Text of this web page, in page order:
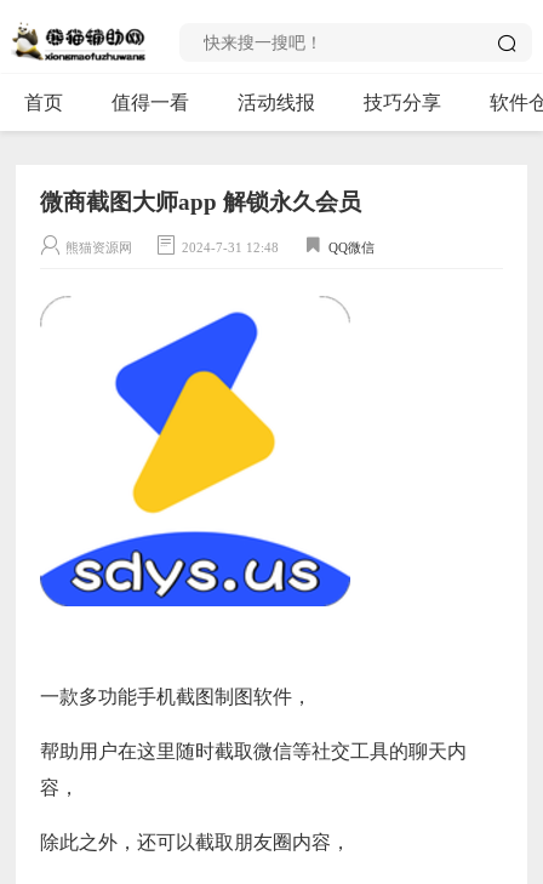
首页 值得一看 活动线报 技巧分享 软件
微商截图大师app 解锁永久会员
熊猫资源网 2024-7-31 12:48 QQ微信
一款多功能手机截图制图软件，
帮助用户在这里随时截取微信等社交工具的聊天内
容 ，
除此之外，还可以截取朋友圈内容，